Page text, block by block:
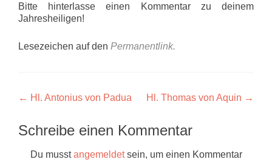
Bitte hinterlasse einen Kommentar zu deinem
Jahresheiligen!
Lesezeichen auf den Permanentlink.
Beitragsnavigation
← Hl. Antonius von Padua Hl. Thomas von Aquin →
Schreibe einen Kommentar
Du musstangemeldetsein, um einen Kommentar